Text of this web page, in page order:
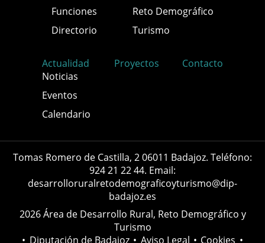
Funciones
Directorio
Reto Demográfico
Turismo
Actualidad
Noticias
Eventos
Calendario
Proyectos Contacto
Tomas Romero de Castilla, 2 06011 Badajoz. Teléfono:
924 21 22 44. Email:
desarrolloruralretodemograficoyturismo@dip-
badajoz.es
2026 Área de Desarrollo Rural, Reto Demográfico y
Turismo
• Diputación de Badajoz • Aviso Legal • Cookies •